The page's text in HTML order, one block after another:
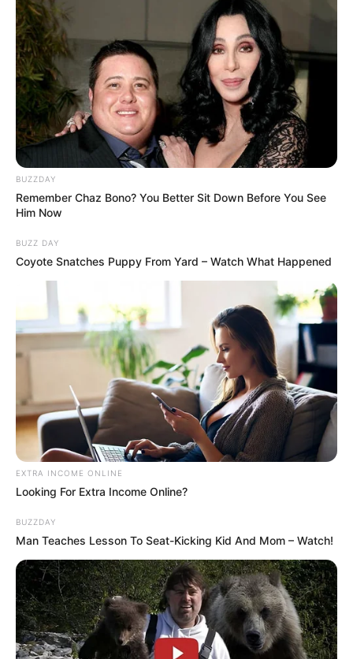
BUZZDAY
Remember Chaz Bono? You Better Sit Down Before You See
Him Now
BUZZ DAY
Coyote Snatches Puppy From Yard – Watch What Happened
EXTRA INCOME ONLINE
Looking For Extra Income Online?
BUZZDAY
Man Teaches Lesson To Seat-Kicking Kid And Mom – Watch!